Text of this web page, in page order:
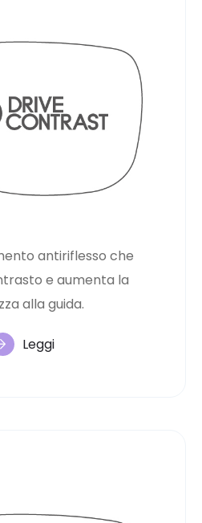
antiriflesso che
e aumenta la
alla guida.
Leggi